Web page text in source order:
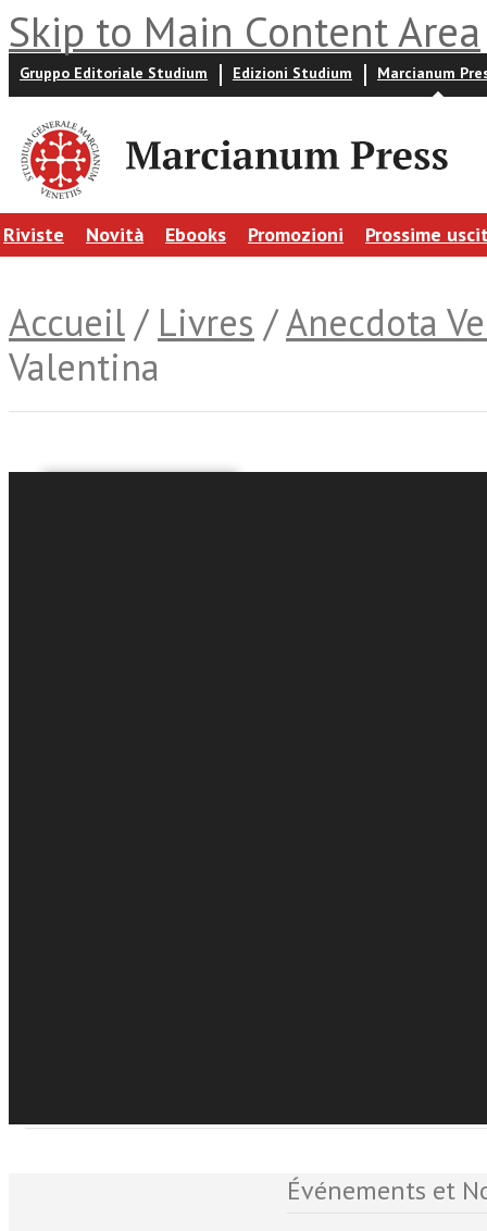
Skip to Main Content Area
Gruppo Editoriale Studium Edizioni Studium Marcianum
Riviste Novità Ebooks Promozioni Prossime
Accueil / Livres /Anecdota
Valentina
Événements et